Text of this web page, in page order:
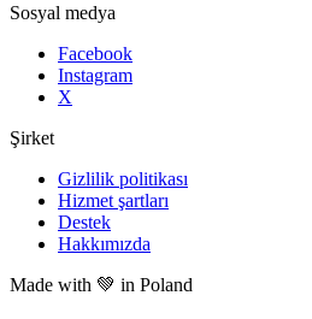
Sosyal medya
Facebook
Instagram
X
Şirket
Gizlilik politikası
Hizmet şartları
Destek
Hakkımızda
Made with 💚 in Poland